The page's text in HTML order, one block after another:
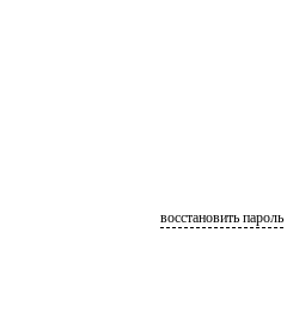
восстановить пароль